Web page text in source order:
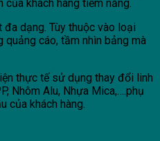
khách hàng tiềm năng.
dạng. Tùy thuộc vào loại
cáo, tầm nhìn bảng mà
thực tế sử dụng thay đổi linh
Nhôm Alu, Nhựa Mica,….phụ
của khách hàng.